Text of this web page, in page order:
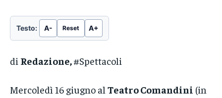
Testo: A- Reset A+
di Redazione,#Spettacoli
Mercoledì 16 giugno al Teatro Comandini (in